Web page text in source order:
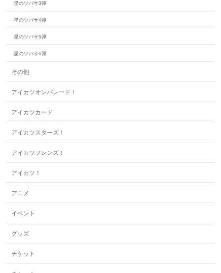
星のツバサ3弾
星のツバサ4弾
星のツバサ5弾
星のツバサ6弾
その他
アイカツオンパレード！
アイカツカード
アイカツスターズ！
アイカツフレンズ！
アイカツ！
アニメ
イベント
グッズ
チケット